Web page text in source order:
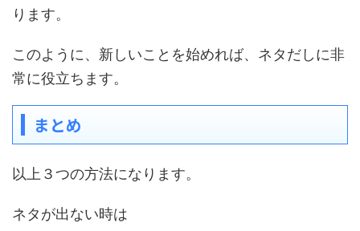
ります。
このように、新しいことを始めれば、ネタだしに非
常に役立ちます。
まとめ
以上３つの方法になります。
ネタが出ない時は